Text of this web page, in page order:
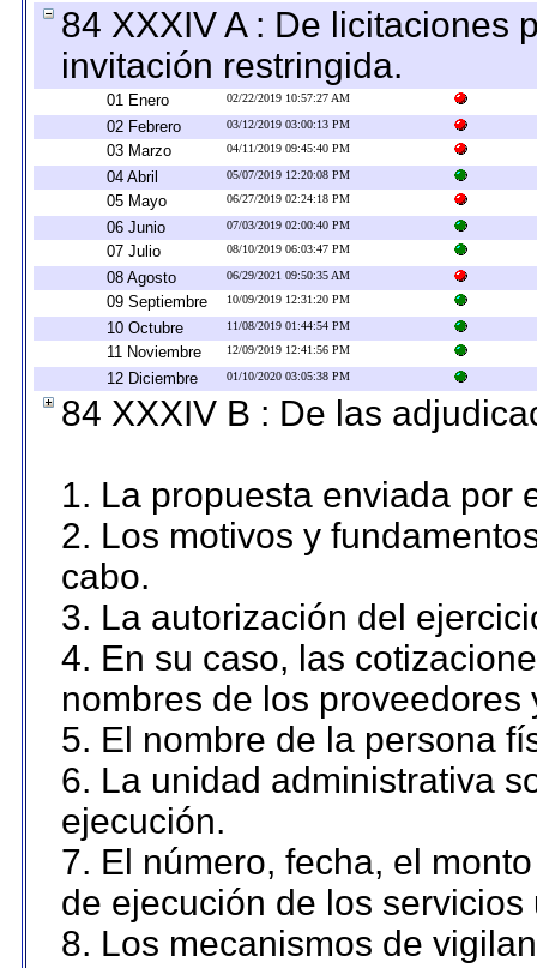
84 XXXIV A : De licitaciones
invitación restringida.
01 Enero 02/22/2019 10:57:27 AM
02 Febrero 03/12/2019 03:00:13 PM
03 Marzo 04/11/2019 09:45:40 PM
04 Abril 05/07/2019 12:20:08 PM
05 Mayo 06/27/2019 02:24:18 PM
06 Junio 07/03/2019 02:00:40 PM
07 Julio 08/10/2019 06:03:47 PM
08 Agosto 06/29/2021 09:50:35 AM
09 Septiembre 10/09/2019 12:31:20 PM
10 Octubre 11/08/2019 01:44:54 PM
11 Noviembre 12/09/2019 12:41:56 PM
12 Diciembre 01/10/2020 03:05:38 PM
84 XXXIV B : De las
1. La propuesta enviada por
2. Los motivos y
cabo.
3. La autorización del
4. En su caso, las
nombres de los proveedores
5. El nombre de la persona
6. La unidad administrativa
ejecución.
7. El número, fecha, el
de ejecución de los servicios
8. Los mecanismos de